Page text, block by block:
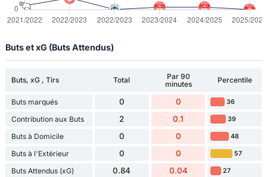
Buts et xG (Buts Attendus)
Buts, xG , Tirs Total
Par 90
minutes
Percentile
Buts marqués 0 0 36
Contribution aux Buts 2 0.1 39
Buts à Domicile 0 0 48
Buts à l'Extérieur 0 0 57
Buts Attendus (xG) 0.84 0.04 27